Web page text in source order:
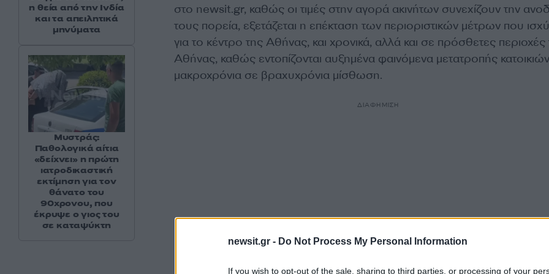
newsit.gr - Do Not Process My Personal Information
If you wish to opt-out of the sale, sharing to third parties, or processing of your
στο newsit.gr, καθώς οι τιμές στην αγορά ακινήτων συνεχίζουν την
τους πορεία, εξετάζεται η επέκταση των περιοριστικών μέτρων που
για το κέντρο της Αθήνας, και χρονικά, αλλά και σε πρόσθετες περιοχές
Αθήνας, καθώς εντοπίζονται αυξημένα φαινόμενα μετατροπής
μακροχρόνια σε βραχυχρόνια μίσθωση.
ΔΙΑΦΗΜΙΣΗ
η θεία από την Ινδία
και τα απειλητικά
μηνύματα
Μυστράς:
Παθολογικά αίτια
«δείχνει» η πρώτη
ιατροδικαστική
εκτίμηση για τον
θάνατο του
90χρονου, που
έκρυψε ο γιος του
σε καταψύκτη